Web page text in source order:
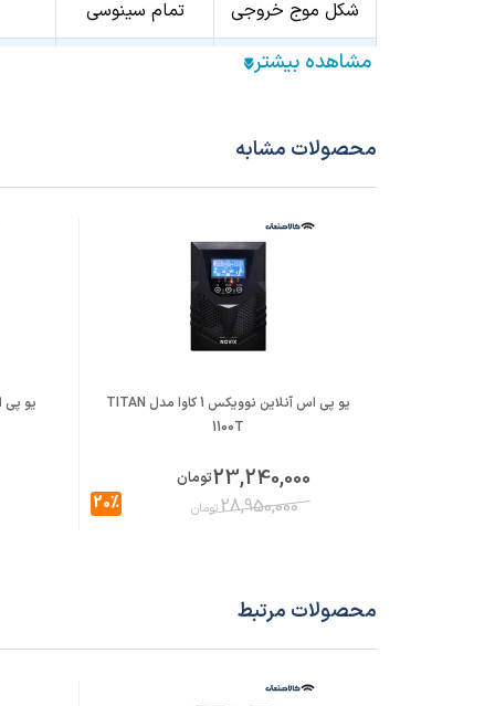
شکل موج خروجی تمام سینوسی
ضریب توان
ولتاژ شارژ
تعداد خروجی AC
جریان خروجی
پورت ارتباطی RS232 / USB
گارانتی
از خرید، بهتر است توان مصرفی تجهیزات، جریان
محصولات مشابه
یو پی اس آنلاین نوویکس 1 کاوا مدل TITAN
1100T
23,240,000تومان
28,950,000تومان 20%
محصولات مرتبط